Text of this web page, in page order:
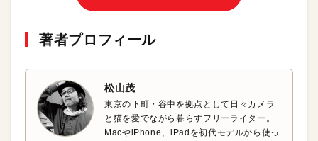
著者プロフィール
松山茂
東京の下町・谷中を拠点として日々カメラ
と猫を愛でながら暮らすフリーライター。
MacやiPhone、iPadを初代モデルから使っ